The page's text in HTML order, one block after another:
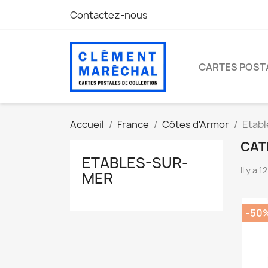
Contactez-nous
CARTES
Accueil France Côtes d'Armor
ETABLES-SUR-
MER Il y a
-